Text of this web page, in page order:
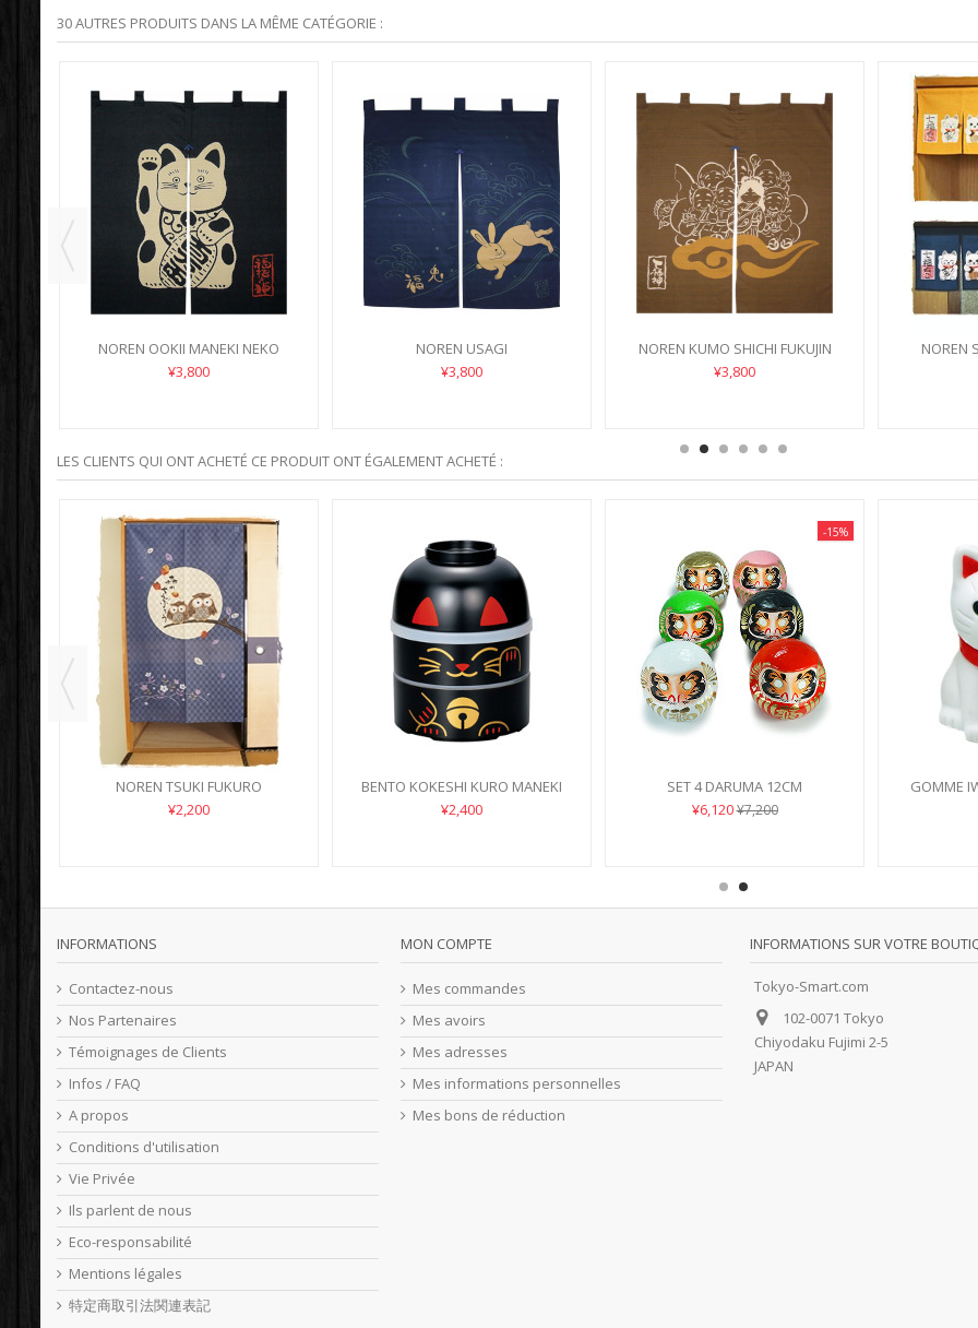
30 AUTRES PRODUITS DANS LA MÊME CATÉGORIE :
NOREN OOKII MANEKI NEKO
¥3,800
NOREN USAGI
¥3,800
NOREN KUMO SHICHI FUKUJIN
¥3,800
NOREN
LES CLIENTS QUI ONT ACHETÉ CE PRODUIT ONT ÉGALEMENT ACHETÉ :
NOREN TSUKI FUKURO
¥2,200
BENTO KOKESHI KURO MANEKI
NEKO
¥2,400
-15%
SET 4 DARUMA 12CM
¥6,120¥7,200
GOMME
INFORMATIONS
Contactez-nous
Nos Partenaires
Témoignages de Clients
Infos / FAQ
A propos
Conditions d'utilisation
Vie Privée
Ils parlent de nous
Eco-responsabilité
Mentions légales
特定商取引法関連表記
MON COMPTE
Mes commandes
Mes avoirs
Mes adresses
Mes informations personnelles
Mes bons de réduction
INFORMATIONS SUR VOTRE
Tokyo-Smart.com
102-0071 Tokyo
Chiyodaku Fujimi 2-5
JAPAN